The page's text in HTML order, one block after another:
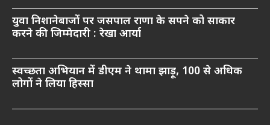
युवा निशानेबाजों पर जसपाल राणा के सपने को साकार
करने की जिम्मेदारी : रेखा आर्या
स्वच्छता अभियान में डीएम ने थामा झाड़ू, 100 से अधिक
लोगों ने लिया हिस्सा